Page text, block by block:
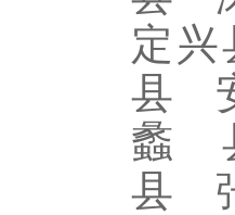
定
县
蠡
县